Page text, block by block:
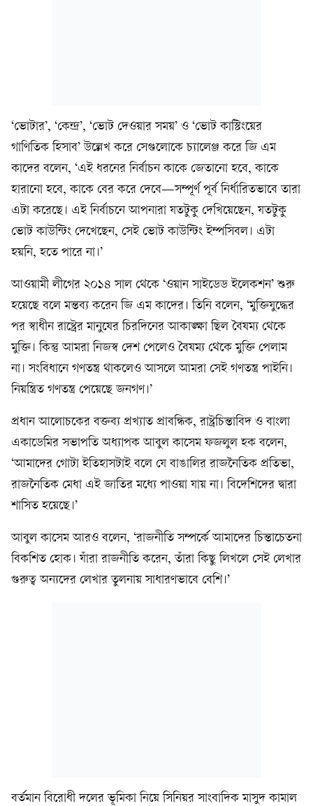
‘ভোটার’, ‘কেন্দ্র’, ‘ভোট দেওয়ার সময়’ ও ‘ভোট কাস্টিংয়ের
গাণিতিক হিসাব’ উল্লেখ করে সেগুলোকে চ্যালেঞ্জ করে জি এম
কাদের বলেন, ‘এই ধরনের নির্বাচন কাকে জেতানো হবে, কাকে
হারানো হবে, কাকে বের করে দেবে—সম্পূর্ণ পূর্ব নির্ধারিতভাবে তারা
এটা করেছে। এই নির্বাচনে আপনারা যতটুকু দেখিয়েছেন, যতটুকু
ভোট কাউন্টিং দেখেছেন, সেই ভোট কাউন্টিং ইম্পসিবল। এটা
হয়নি, হতে পারে না।’
আওয়ামী লীগের ২০১৪ সাল থেকে ‘ওয়ান সাইডেড ইলেকশন’ শুরু
হয়েছে বলে মন্তব্য করেন জি এম কাদের। তিনি বলেন, ‘মুক্তিযুদ্ধের
পর স্বাধীন রাষ্ট্রের মানুষের চিরদিনের আকাঙ্ক্ষা ছিল বৈষম্য থেকে
মুক্তি। কিন্তু আমরা নিজস্ব দেশ পেলেও বৈষম্য থেকে মুক্তি পেলাম
না। সংবিধানে গণতন্ত্র থাকলেও আসলে আমরা সেই গণতন্ত্র পাইনি।
নিয়ন্ত্রিত গণতন্ত্র পেয়েছে জনগণ।’
প্রধান আলোচকের বক্তব্য প্রখ্যাত প্রাবন্ধিক, রাষ্ট্রচিন্তাবিদ ও বাংলা
একাডেমির সভাপতি অধ্যাপক আবুল কাসেম ফজলুল হক বলেন,
‘আমাদের গোটা ইতিহাসটাই বলে যে বাঙালির রাজনৈতিক প্রতিভা,
রাজনৈতিক মেধা এই জাতির মধ্যে পাওয়া যায় না। বিদেশিদের দ্বারা
শাসিত হয়েছে।’
আবুল কাসেম আরও বলেন, ‘রাজনীতি সম্পর্কে আমাদের চিন্তাচেতনা
বিকশিত হোক। যাঁরা রাজনীতি করেন, তাঁরা কিছু লিখলে সেই লেখার
গুরুত্ব অন্যদের লেখার তুলনায় সাধারণভাবে বেশি।’
বর্তমান বিরোধী দলের ভূমিকা নিয়ে সিনিয়র সাংবাদিক মাসুদ কামাল